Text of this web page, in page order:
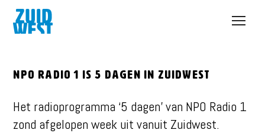
Open
NPO Radio 1 is 5 dagen in Zuidwest
Het radioprogramma ‘5 dagen’ van NPO Radio 1
zond afgelopen week uit vanuit Zuidwest.